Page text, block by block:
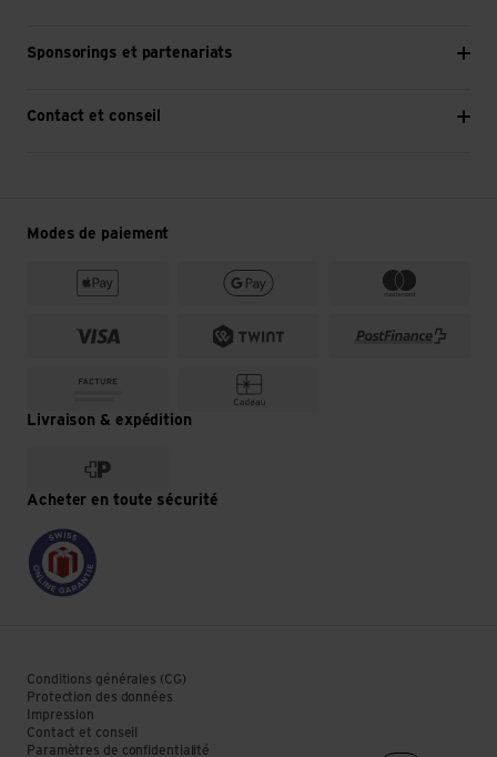
Sponsorings et partenariats
Contact et conseil
Modes de paiement
Livraison & expédition
Acheter en toute sécurité
Conditions générales (CG)
Protection des données
Impression
Contact et conseil
Paramètres de confidentialité